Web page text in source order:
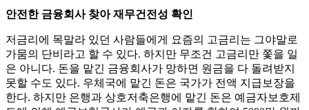
안전한 금융회사 찾아 재무건전성 확인
저금리에 목말라 있던 사람들에게 요즘의 고금리는 그야말로
가뭄의 단비라고 할 수 있다. 하지만 무조건 고금리만 쫓을 일
은 아니다. 돈을 맡긴 금융회사가 망하면 원금을 다 돌려받지
못할 수도 있다. 우체국에 맡긴 돈은 국가가 전액 지급보장을
한다. 하지만 은행과 상호저축은행에 맡긴 돈은 예금자보호제